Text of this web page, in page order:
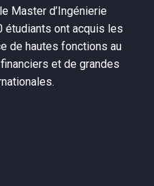
Master d’Ingénierie
étudiants ont acquis les
de hautes fonctions au
et de grandes